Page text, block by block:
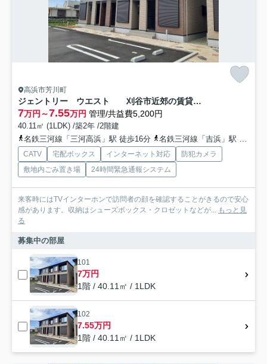
高浜市芳川町
ジェントリー ウエスト 刈谷市近郊の賃貸ならクラスホーム刈谷店
7万円～7.55万円 管理/共益費5,200円
40.11㎡ (1LDK) /築2年 /2階建
名鉄三河線「三河高浜」駅 徒歩16分
名鉄三河線「吉浜」駅 徒歩17分
CATV 宅配ボックス インターネット対応
防犯カメラ
敷地内ごみ置き場
24時間緊急通報システム
来客時にはTVインターホンで訪問者の顔を確認することがきるので安心
感があります。収納はシューズボックス・クロゼットなどが... もっと見
る
募集中の部屋
101
7万円
1階 / 40.11㎡ / 1LDK
102
7.55万円
1階 / 40.11㎡ / 1LDK